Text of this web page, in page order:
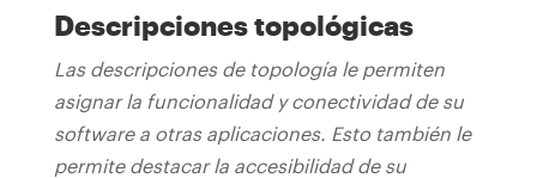
Descripciones topológicas
Las descripciones de topología le permiten
asignar la funcionalidad y conectividad de su
software a otras aplicaciones. Esto también le
permite destacar la accesibilidad de su